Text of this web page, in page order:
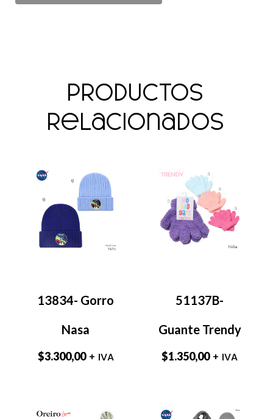
Productos
relacionados
13834- Gorro
Nasa
$3.300,00 + IVA
51137B-
Guante Trendy
$1.350,00 + IVA